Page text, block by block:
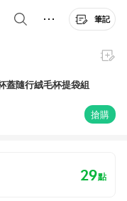
筆記
蓋隨行絨毛杯提袋組
搶購
29點